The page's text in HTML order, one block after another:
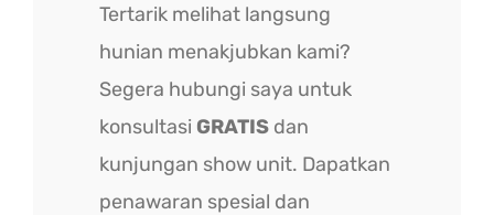
Tertarik melihat langsung
hunian menakjubkan kami?
Segera hubungi saya untuk
konsultasi GRATIS dan
kunjungan show unit. Dapatkan
penawaran spesial dan